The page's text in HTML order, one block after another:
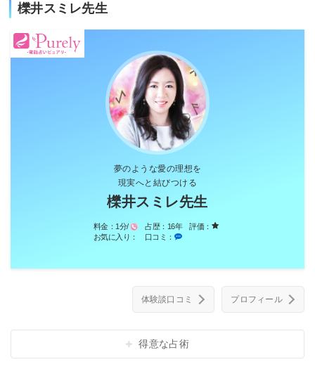
櫟井スミレ先生
夢のような愛の理想を
現実へと結びつける
櫟井スミレ先生
料金： 1分/ 占歴： 16年
評価：
お気に入り：
口コミ：
体験談口コミ プロフィール
得意な占術